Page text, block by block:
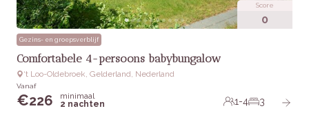
Score
0
Gezins- en groepsverblijf
Comfortabele 4-persoons babybungalow
‘t Loo-Oldebroek, Gelderland, Nederland
Vanaf
€226
minimaal
2 nachten
1-4 3